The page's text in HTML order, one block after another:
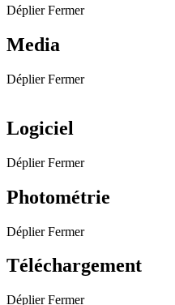
Déplier Fermer
Media
Déplier Fermer
Logiciel
Déplier Fermer
Photométrie
Déplier Fermer
Téléchargement
Déplier Fermer